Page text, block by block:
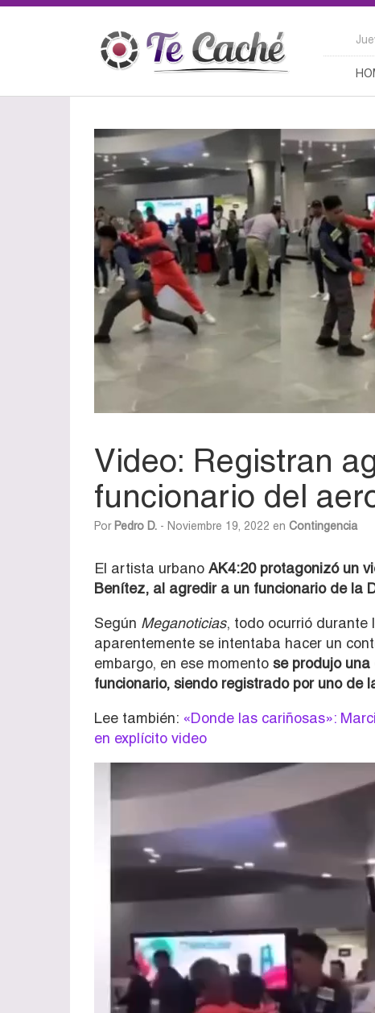
Video: Registran
funcionario del
Por Pedro D. - Noviembre 19, 2022 en Contingencia
El artista urbano AK4:20 protagonizó un
Benítez, al agredir a un funcionario de la
Según Meganoticias, todo ocurrió durante
aparentemente se intentaba hacer un
embargo, en ese momento se produjo
funcionario, siendo registrado por uno de
Lee también: «Donde las cariñosas»:
en explícito video
Reproductor
vídeo